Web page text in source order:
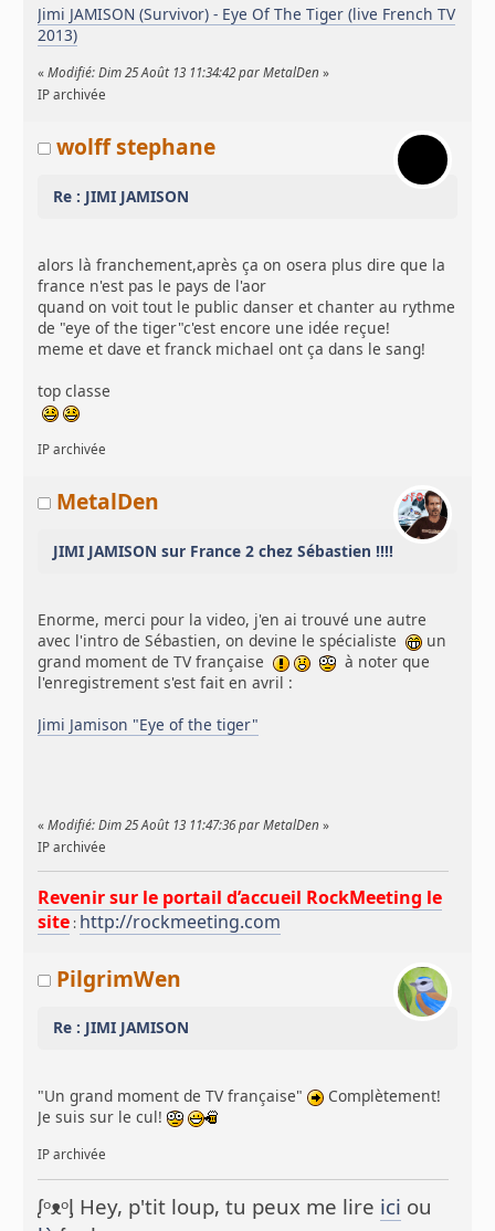
Jimi JAMISON (Survivor) - Eye Of The Tiger (live French TV
2013)
«Modifié: Dim 25 Août 13 11:34:42 par MetalDen »
IP archivée
wolff stephane
Re : JIMI JAMISON
alors là franchement,après ça on osera plus dire que la
france n'est pas le pays de l'aor
quand on voit tout le public danser et chanter au rythme
de "eye of the tiger"c'est encore une idée reçue!
meme et dave et franck michael ont ça dans le sang!
top classe
IP archivée
MetalDen
JIMI JAMISON sur France 2 chez Sébastien !!!!
Enorme, merci pour la video, j'en ai trouvé une autre
avec l'intro de Sébastien, on devine le spécialiste
un
grand moment de TV française
à noter que
l'enregistrement s'est fait en avril :
Jimi Jamison "Eye of the tiger"
«Modifié: Dim 25 Août 13 11:47:36 par MetalDen »
IP archivée
Revenir sur le portail d’accueil RockMeeting le
site : http://rockmeeting.com
PilgrimWen
Re : JIMI JAMISON
"Un grand moment de TV française"
Complètement!
Je suis sur le cul!
IP archivée
ᶘᵒᴥᵒᶅ Hey, p'tit loup, tu peux me lire ici ou